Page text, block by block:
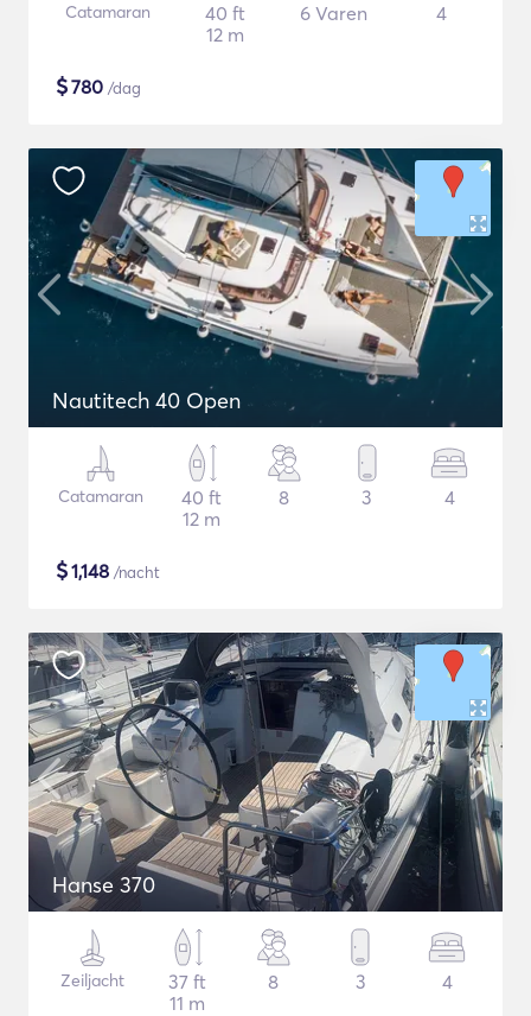
Catamaran
40 ft
12 m
6 Varen 4
$780 /dag
Nautitech 40 Open
Catamaran
40 ft
12 m
8 3 4
$1,148 /nacht
Hanse 370
Zeiljacht
37 ft
11 m
8 3 4